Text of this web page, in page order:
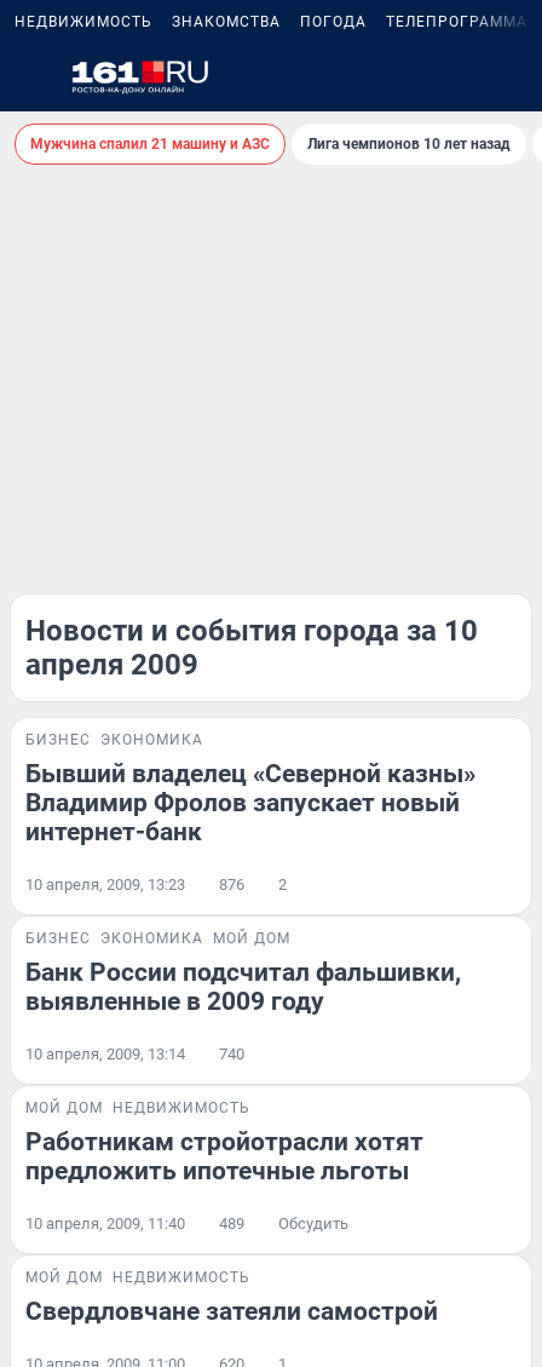
НЕДВИЖИМОСТЬ ЗНАКОМСТВА ПОГОДА ТЕЛЕПРОГРАММА
Мужчина спалил 21 машину и АЗС Лига чемпионов 10 лет назад
Новости и события города за 10
апреля 2009
БИЗНЕС ЭКОНОМИКА
Бывший владелец «Северной казны»
Владимир Фролов запускает новый
интернет-банк
10 апреля, 2009, 13:23 876 2
БИЗНЕС ЭКОНОМИКА МОЙ ДОМ
Банк России подсчитал фальшивки,
выявленные в 2009 году
10 апреля, 2009, 13:14 740
МОЙ ДОМ НЕДВИЖИМОСТЬ
Работникам стройотрасли хотят
предложить ипотечные льготы
10 апреля, 2009, 11:40 489 Обсудить
МОЙ ДОМ НЕДВИЖИМОСТЬ
Свердловчане затеяли самострой